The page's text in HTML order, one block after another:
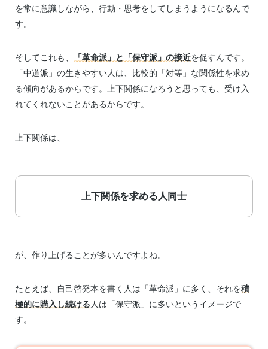
を常に意識しながら、行動・思考をしてしまうようになるんで
す。
そしてこれも、 「革命派」と「保守派」の接近を促すんです。
「中道派」の生きやすい人は、比較的「対等」な関係性を求め
る傾向があるからです。上下関係になろうと思っても、受け入
れてくれないことがあるからです。
上下関係は、
上下関係を求める人同士
が、作り上げることが多いんですよね。
たとえば、自己啓発本を書く人は「革命派」に多く、それを積
極的に購入し続ける人は「保守派」に多いというイメージで
す。